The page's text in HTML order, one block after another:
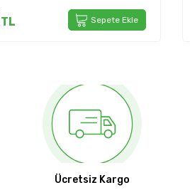
TL Sepete Ekle
Ücretsiz Kargo